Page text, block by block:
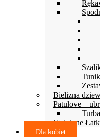
Bielizna
Patulove –
Wełniane
Dla kobiet